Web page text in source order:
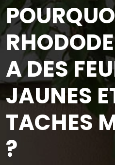
A DES
JAUNES
TACHES
?